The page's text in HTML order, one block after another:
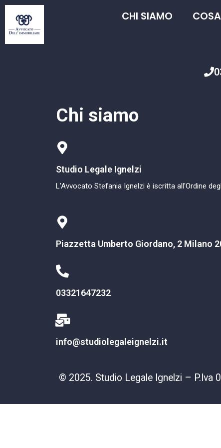
CHI SIAMO
Chi siamo
Studio Legale Ignelzi
L'Avvocato Stefania Ignelzi è iscritta all'Ordine
Piazzetta Umberto Giordano, 2 Milano
03321647232
info@studiolegaleignelzi.it
© 2025. Studio Legale Ignelzi – P.Iva